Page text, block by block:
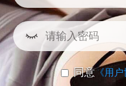
同意《用户